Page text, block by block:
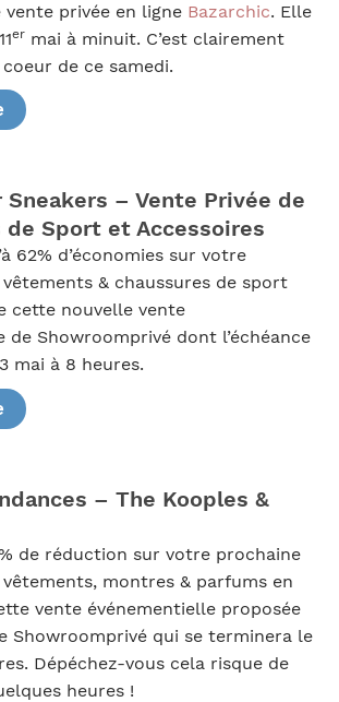
privée en ligne Bazarchic. Elle
ermai à minuit. C’est clairement
de ce samedi.
– Vente Privée de
de Sport et Accessoires
62% d’économies sur votre
& chaussures de sport
cette nouvelle vente
de Showroomprivé dont l’échéance
mai à 8 heures.
– The Kooples &
de réduction sur votre prochaine
montres & parfums en
vente événementielle proposée
Showroomprivé qui se terminera le
Dépéchez-vous cela risque de
heures !